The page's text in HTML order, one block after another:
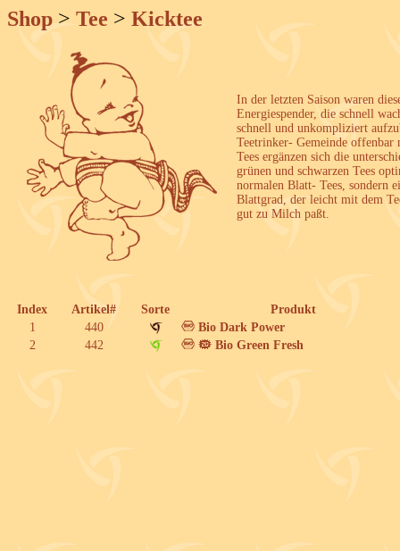
Shop > Tee > Kicktee
In der letzten Saison waren
Energiespender, die schnell
schnell und unkompliziert
Teetrinker- Gemeinde
Tees ergänzen sich die
grünen und schwarzen Tees
normalen Blatt- Tees, sondern
Blattgrad, der leicht mit dem
gut zu Milch paßt.
Index Artikel# Sorte
Produkt
1
440
Bio Dark Power
2
442 Bio Green Fresh